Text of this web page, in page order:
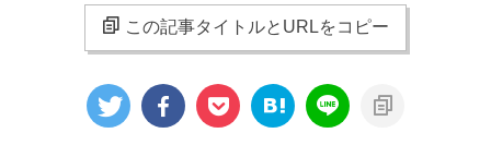
この記事タイトルとURLをコピー